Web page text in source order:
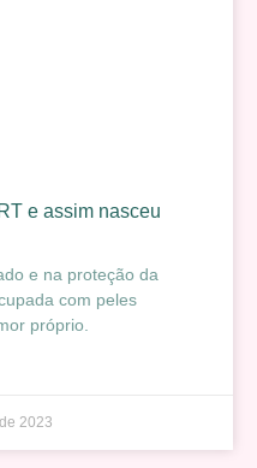
e assim nasceu
e na proteção da
com peles
próprio.
2023